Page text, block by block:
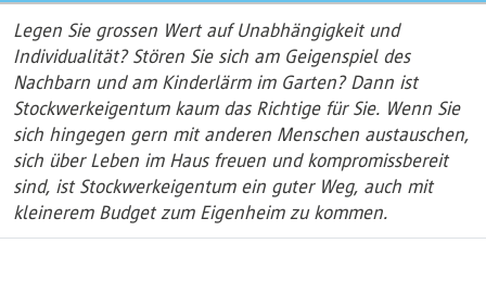
Legen Sie grossen Wert auf Unabhängigkeit und
Individualität? Stören Sie sich am Geigenspiel des
Nachbarn und am Kinderlärm im Garten? Dann ist
Stockwerkeigentum kaum das Richtige für Sie. Wenn Sie
sich hingegen gern mit anderen Menschen austauschen,
sich über Leben im Haus freuen und kompromissbereit
sind, ist Stockwerkeigentum ein guter Weg, auch mit
kleinerem Budget zum Eigenheim zu kommen.